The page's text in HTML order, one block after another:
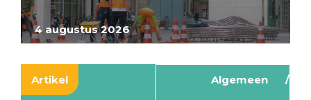
4 augustus 2026
Artikel Algemeen